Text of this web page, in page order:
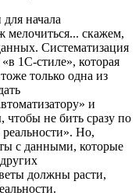
начала
мелочиться... скажем,
Систематизация
1С-стиле», которая
только одна из
и
не бить сразу по
Но,
с данными, которые
должны расти,